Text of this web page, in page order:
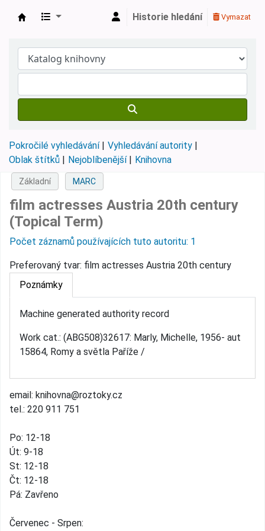
Historie hledání Vymazat
Pokročilé vyhledávání
Vyhledávání autority
Oblak štítků
Nejoblíbenější Knihovna
email: knihovna@roztoky.cz
tel.: 220 911 751
Po: 12-18
Út: 9-18
St: 12-18
Čt: 12-18
Pá: Zavřeno
Červenec - Srpen:
Základní MARC
film actresses Austria 20th century
(Topical Term)
Počet záznamů používajících tuto autoritu: 1
Preferovaný tvar: film actresses Austria 20th century
Poznámky
Machine generated authority record
Work cat.: (ABG508)32617: Marly, Michelle, 1956- aut
15864, Romy a světla Paříže /